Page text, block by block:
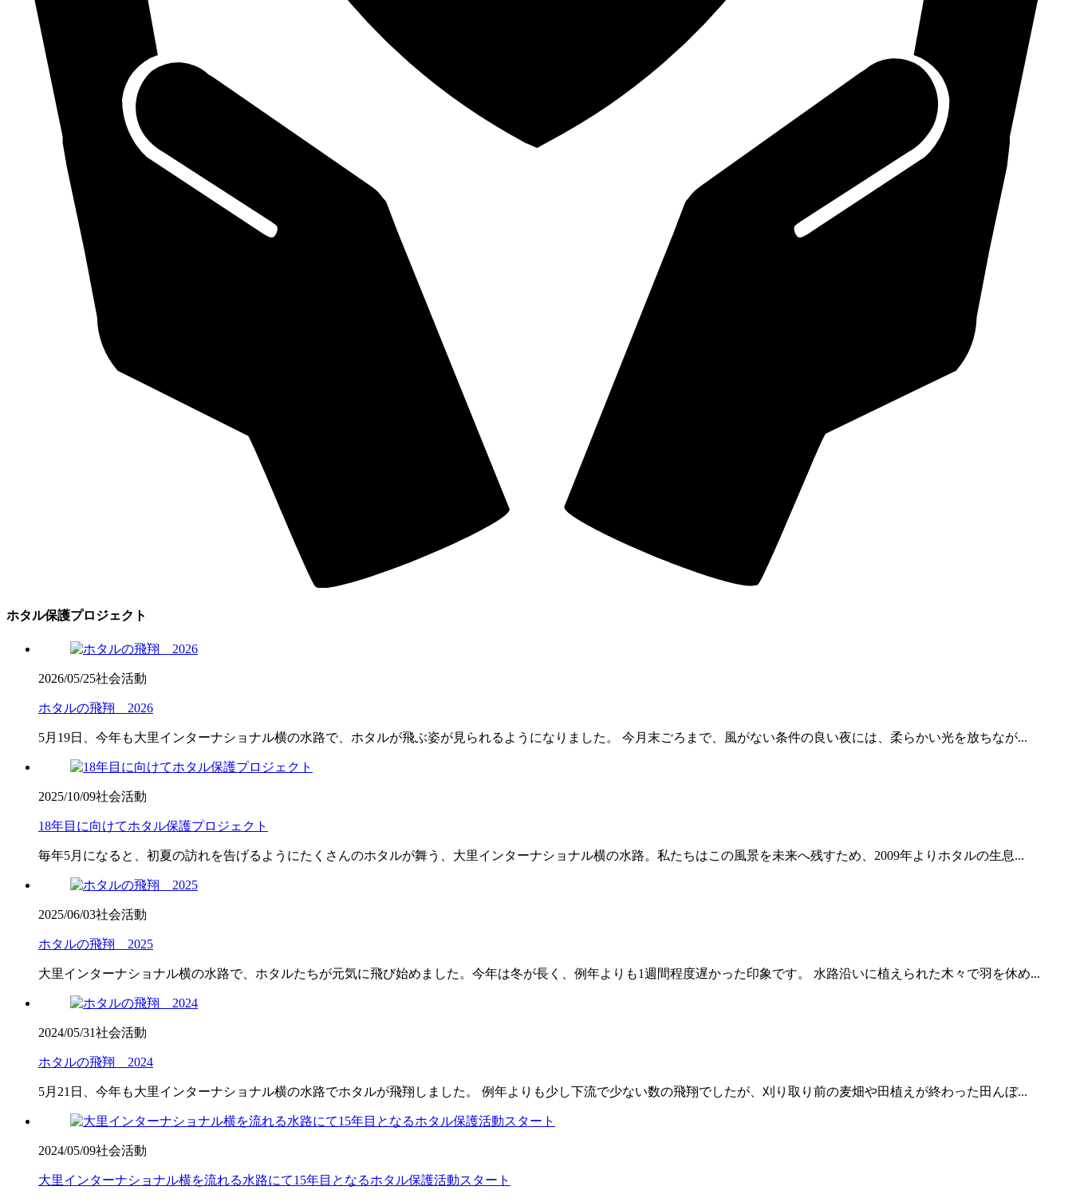
ホタル保護プロジェクト
2026/05/25社会活動
ホタルの飛翔 2026
5月19日、今年も大里インターナショナル横の水路で、ホタルが飛ぶ姿が見られるようになりました。 今月末ごろまで、風がない条件の良い夜には、柔らかい光を放ちなが...
2025/10/09社会活動
18年目に向けてホタル保護プロジェクト
毎年5月になると、初夏の訪れを告げるようにたくさんのホタルが舞う、大里インターナショナル横の水路。私たちはこの風景を未来へ残すため、2009年よりホタルの生息...
2025/06/03社会活動
ホタルの飛翔 2025
大里インターナショナル横の水路で、ホタルたちが元気に飛び始めました。今年は冬が長く、例年よりも1週間程度遅かった印象です。 水路沿いに植えられた木々で羽を休め...
2024/05/31社会活動
ホタルの飛翔 2024
5月21日、今年も大里インターナショナル横の水路でホタルが飛翔しました。 例年よりも少し下流で少ない数の飛翔でしたが、刈り取り前の麦畑や田植えが終わった田んぼ...
2024/05/09社会活動
大里インターナショナル横を流れる水路にて15年目となるホタル保護活動スタート